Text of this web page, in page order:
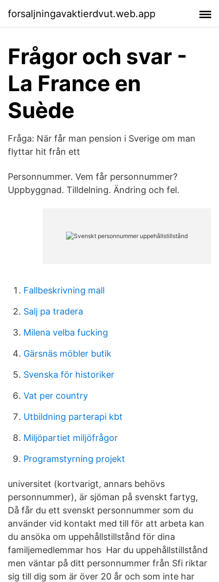
forsaljningavaktierdvut.web.app
Frågor och svar -
La France en
Suède
Fråga: När får man pension i Sverige om man
flyttar hit från ett
Personnummer. Vem får personnummer?
Uppbyggnad. Tilldelning. Ändring och fel.
Fallbeskrivning mall
Salj pa tradera
Milena velba fucking
Gärsnäs möbler butik
Svenska för historiker
Vat per country
Utbildning parterapi kbt
Miljöpartiet miljöfrågor
Programstyrning projekt
universitet (kortvarigt, annars behövs
personnummer), är sjöman på svenskt fartyg,
Då får du ett svenskt personnummer som du
använder vid kontakt med till för att arbeta kan
du ansöka om uppehållstillstånd för dina
familjemedlemmar hos Har du uppehållstillstånd
men väntar på ditt personnummer från Sfi riktar
sig till dig som är över 20 år och som inte har